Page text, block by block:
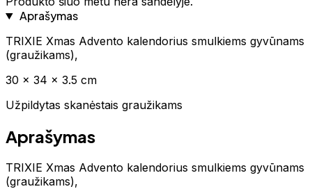
Aprašymas
TRIXIE Xmas Advento kalendorius smulkiems gyvūnams
(graužikams),
30 × 34 × 3.5 cm
Užpildytas skanėstais graužikams
Aprašymas
TRIXIE Xmas Advento kalendorius smulkiems gyvūnams
(graužikams),